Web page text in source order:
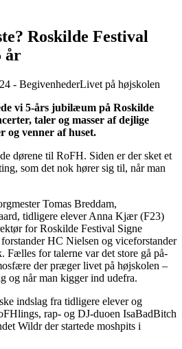
Roskilde Festival
år
- BegivenhederLivet på højskolen
vi 5-års jubilæum på Roskilde
taler og masser af dejlige
og venner af huset.
dørene til RoFH. Siden er der sket et
som det nok hører sig til, når man
Tomas Breddam,
tidligere elever Anna Kjær (F23)
for Roskilde Festival Signe
HC Nielsen og viceforstander
Fælles for talerne var det store gå på-
der præger livet på højskolen –
og når man kigger ind udefra.
indslag fra tidligere elever og
rap- og DJ-duoen IsaBadBitch
Wildr der startede moshpits i